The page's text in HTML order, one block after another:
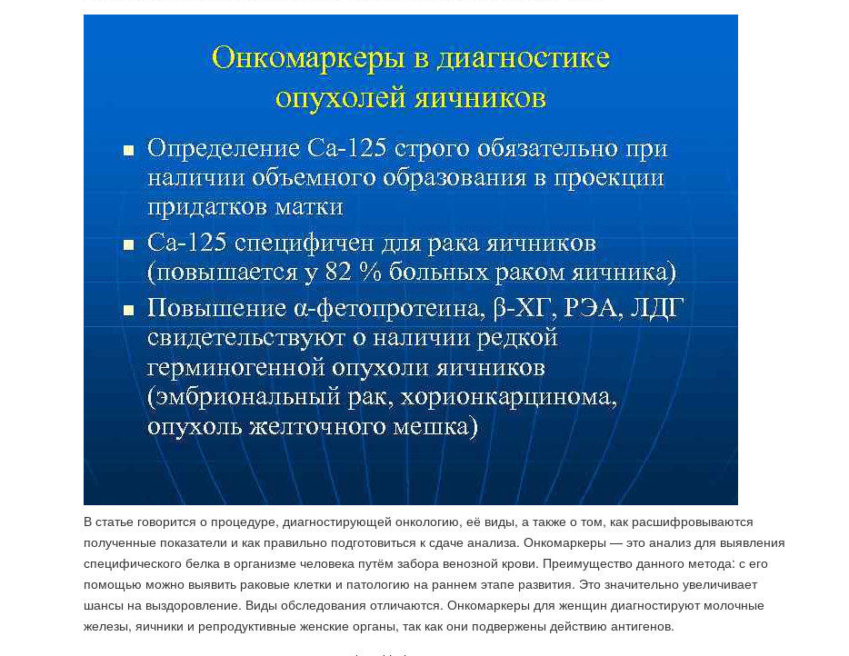
В статье говорится о процедуре, диагностирующей онкологию, её виды, а также о том, как расшифровываются
полученные показатели и как правильно подготовиться к сдаче анализа. Онкомаркеры — это анализ для выявления
специфического белка в организме человека путём забора венозной крови. Преимущество данного метода: с его
помощью можно выявить раковые клетки и патологию на раннем этапе развития. Это значительно увеличивает
шансы на выздоровление. Виды обследования отличаются. Онкомаркеры для женщин диагностируют молочные
железы, яичники и репродуктивные женские органы, так как они подвержены действию антигенов.